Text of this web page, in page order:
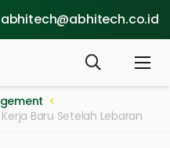
abhitech@abhitech.co.id
Baru Setelah Lebaran